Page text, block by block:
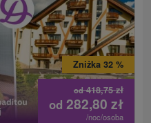
od418,75zł
Zniżka 32 %
od 282,80 zł
/noc/osoba